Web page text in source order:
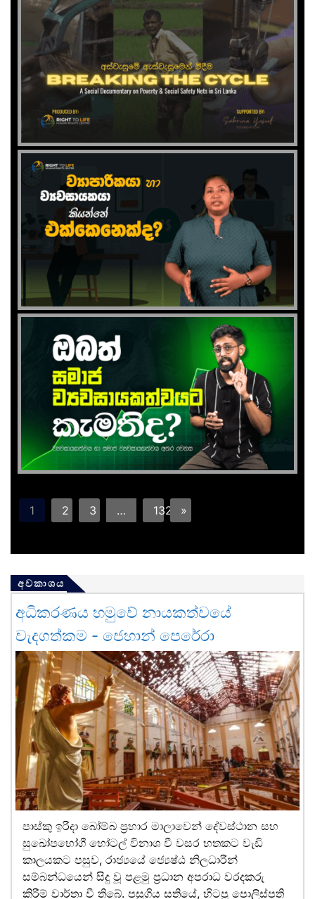
1 2 3 … 132 »
අවකාශය
අධිකරණය හමුවේ නායකත්වයේ
වැදගත්කම - ජෙහාන් පෙරේරා
පාස්කු ඉරිදා බෝම්බ ප්‍රහාර මාලාවෙන් දේවස්ථාන සහ
සුඛෝපභෝගී හෝටල් විනාශ වී වසර හතකට වැඩි
කාලයකට පසුව, රාජ්‍යයේ ජ්‍යෙෂ්ඨ නිලධාරීන්
සම්බන්ධයෙන් සිදු වූ පළමු ප්‍රධාන අපරාධ වරදකරු
කිරීම් වාර්තා වී තිබේ. පසුගිය සතියේ, හිටපු පොලිස්පති